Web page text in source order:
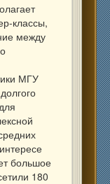
классы,
между
МГУ
большое
180